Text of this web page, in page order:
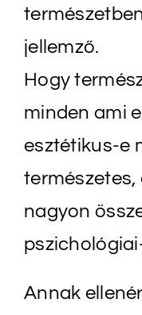
jellemző.
Hogy
minden ami
esztétikus-e
természetes,
nagyon
Annak